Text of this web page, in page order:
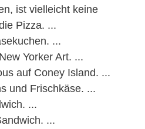
ist vielleicht keine
Pizza. ...
...
Yorker Art. ...
auf Coney Island. ...
und Frischkäse. ...
...
...